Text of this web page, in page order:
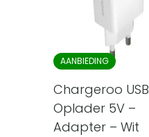
AANBIEDING
Chargeroo USB
Oplader 5V –
Adapter – Wit